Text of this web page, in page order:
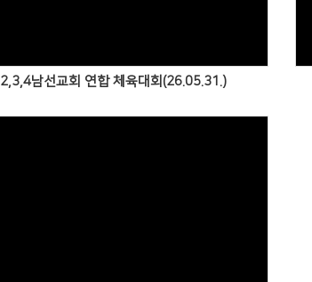
2,3,4남선교회 연합 체육대회(26.05.31.)